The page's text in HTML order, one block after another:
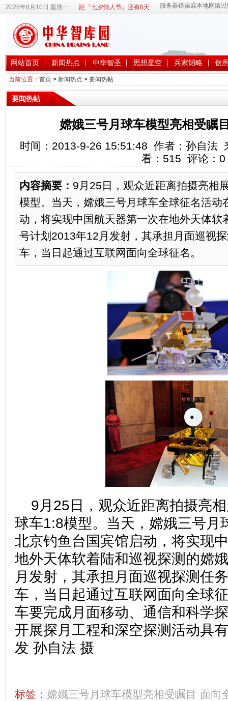
2026年8月10日 星期一 距『七夕情人节』还有8天
网站首页 新闻热点 中华智圣 思想星空 兵家韬略 创
当前位置： 首页> 新闻热点 > 要闻热帖
要闻热帖
嫦娥三号月球车模型亮相受瞩
时间：2013-9-26 15:51:48 作者：孙自法
看： 515 评论： 0
内容摘要： 9月25日，观众近距离拍摄亮相
模型。当天，嫦娥三号月球车全球征名活动
动，将实现中国航天器第一次在地外天体软
号计划2013年12月发射，其承担月面巡视
车，当日起通过互联网面向全球征名。
9月25日，观众近距离拍摄亮
球车1:8模型。当天，嫦娥三号月
北京钓鱼台国宾馆启动，将实现
地外天体软着陆和巡视探测的嫦
月发射，其承担月面巡视探测任
车，当日起通过互联网面向全球
车要完成月面移动、通信和科学
开展探月工程和深空探测活动具
发 孙自法 摄
标签： 嫦娥三号月球车模型亮相受瞩目 面向